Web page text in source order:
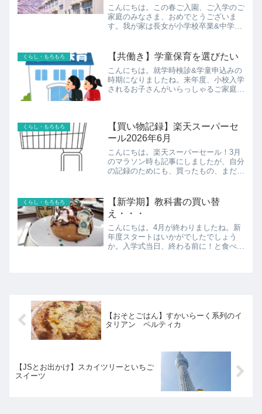
こんにちは。この春ご入園、ご入学のご
家庭のみなさま、おめでとうございま
す。我が家は長女が小学校卒業&中学校
こと、やりたかったけどできなかったこ
とをご紹介。卒業式の準備袴...
くらし・もろもろ 【共働き】学童保育を選びたい
こんにちは。就学時検診&学童申込みの
時期になりましたね。来年度、小校入学
されるお子さんがいらっしゃるご家庭の
+通勤時間で逆算して預け...
くらし・もろもろ
【買い物記録】楽天スーパーセ
ール2026年6月
こんにちは。楽天スーパーセール！3月
のマラソン時も記事にしましたが、自分
の記録のためにも、買ったもの、まだ迷
ッククーラーは家族分あって（私用に日
傘も）、氷のうがまだ1つだ...
くらし・もろもろ
【新学期】教科書の買い替
え・・・
こんにちは。4月が終わりましたね。新
年度スタートはいかがでしたでしょう
か。入学式当日、終わる前に！と食べに
【おそとごはん】すかいらーく系列のイ
タリアン ペルティカ
【JSとお出かけ】スカイツリーといちご
スイーツ